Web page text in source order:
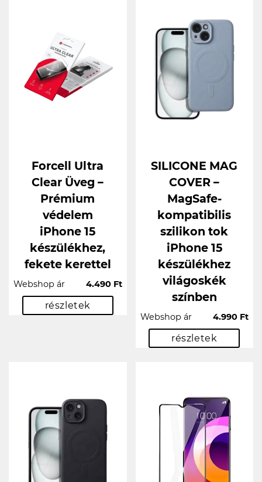
Forcell Ultra
Clear Üveg –
Prémium
védelem
iPhone 15
készülékhez,
fekete kerettel
Webshop ár 4.490 Ft
részletek
SILICONE MAG
COVER –
MagSafe-
kompatibilis
szilikon tok
iPhone 15
készülékhez
világoskék
színben
Webshop ár 4.990 Ft
részletek